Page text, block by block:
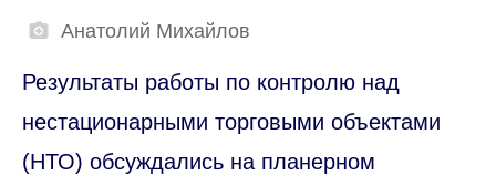
Анатолий Михайлов
Результаты работы по контролю над
нестационарными торговыми объектами
(НТО) обсуждались на планерном